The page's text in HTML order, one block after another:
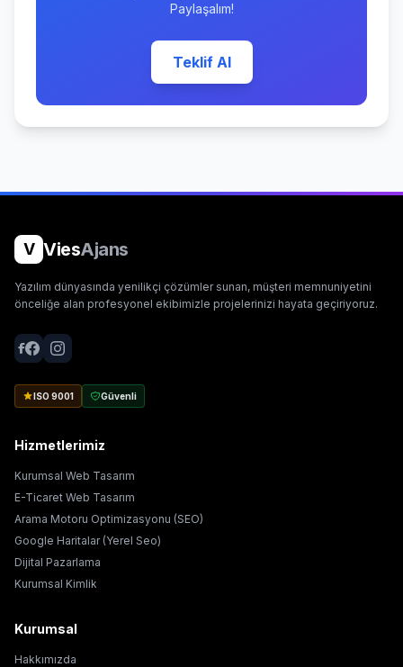
Paylaşalım!
Teklif Al
V ViesAjans
Yazılım dünyasında yenilikçi çözümler sunan, müşteri memnuniyetini
önceliğe alan profesyonel ekibimizle projelerinizi hayata geçiriyoruz.
ISO 9001 Güvenli
Hizmetlerimiz
Kurumsal Web Tasarım
E-Ticaret Web Tasarım
Arama Motoru Optimizasyonu (SEO)
Google Haritalar (Yerel Seo)
Dijital Pazarlama
Kurumsal Kimlik
Kurumsal
Hakkımızda